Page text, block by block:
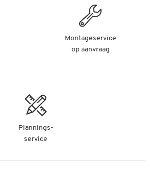
Montageservice
op aanvraag
Plannings-
service